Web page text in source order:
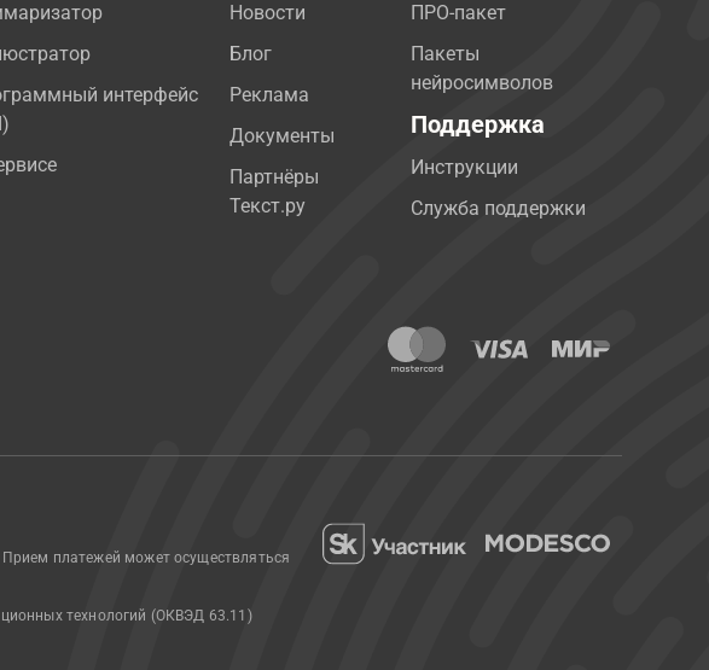
интерфейс
Новости
Блог
Реклама
Документы
Партнёры
Текст.ру
ПРО-пакет
Пакеты
нейросимволов
Поддержка
Инструкции
Служба поддержки
платежей может осуществляться
технологий (ОКВЭД 63.11)